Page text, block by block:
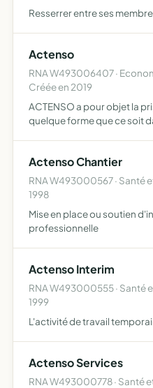
Resserrer entre ses
Actenso
RNA W493006407 ·
Créée en 2019
ACTENSO a pour objet la
quelque forme que ce soit
veillant à la …
Actenso Chantier
RNA W493000567 · Santé
1998
Mise en place ou soutien
professionnelle
Actenso Interim
RNA W493000555 · Santé
1999
L'activité de travail
Actenso Services
RNA W493000778 · Santé